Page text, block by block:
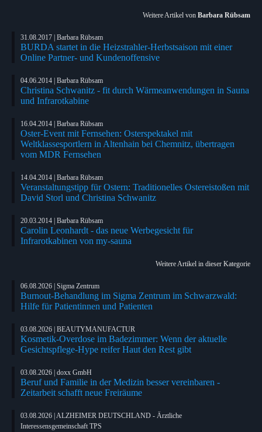
Weitere Artikel von Barbara Rübsam
31.08.2017 | Barbara Rübsam
BURDA startet in die Heizstrahler-Herbstsaison mit einer
Online Partner- und Kundenoffensive
04.06.2014 | Barbara Rübsam
Christina Schwanitz - fit durch Wärmeanwendungen in Sauna
und Infrarotkabine
16.04.2014 | Barbara Rübsam
Oster-Event mit Fernsehen: Osterspektakel mit
Weltklassesportlern in Altenhain bei Chemnitz, übertragen
vom MDR Fernsehen
14.04.2014 | Barbara Rübsam
Veranstaltungstipp für Ostern: Traditionelles Ostereistoßen mit
David Storl und Christina Schwanitz
20.03.2014 | Barbara Rübsam
Carolin Leonhardt - das neue Werbegesicht für
Infrarotkabinen von my-sauna
Weitere Artikel in dieser Kategorie
06.08.2026 | Sigma Zentrum
Burnout-Behandlung im Sigma Zentrum im Schwarzwald:
Hilfe für Patientinnen und Patienten
03.08.2026 | BEAUTYMANUFACTUR
Kosmetik-Overdose im Badezimmer: Wenn der aktuelle
Gesichtspflege-Hype reifer Haut den Rest gibt
03.08.2026 | doxx GmbH
Beruf und Familie in der Medizin besser vereinbaren -
Zeitarbeit schafft neue Freiräume
03.08.2026 | ALZHEIMER DEUTSCHLAND - Ärztliche
Interessensgemeinschaft TPS